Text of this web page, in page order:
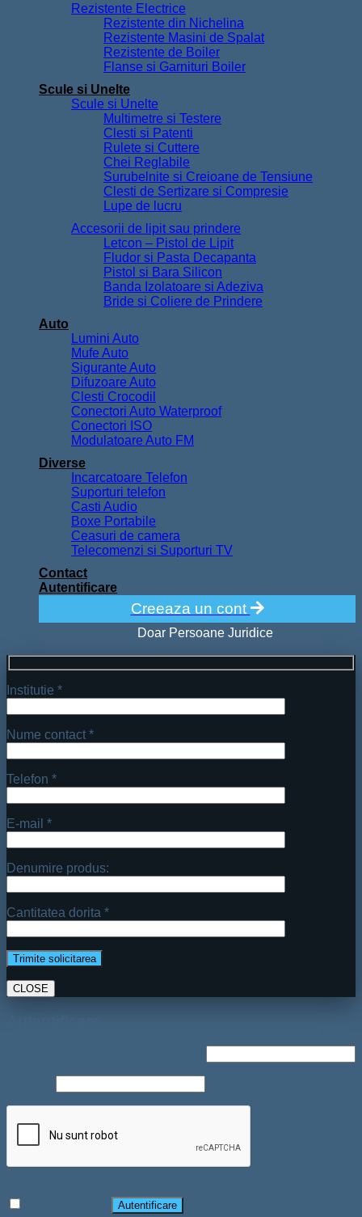
Rezistente Electrice
Rezistente din Nichelina
Rezistente Masini de Spalat
Rezistente de Boiler
Flanse si Garnituri Boiler
Scule si Unelte
Scule si Unelte
Multimetre si Testere
Clesti si Patenti
Rulete si Cuttere
Chei Reglabile
Surubelnite si Creioane de Tensiune
Clesti de Sertizare si Compresie
Lupe de lucru
Accesorii de lipit sau prindere
Letcon – Pistol de Lipit
Fludor si Pasta Decapanta
Pistol si Bara Silicon
Banda Izolatoare si Adeziva
Bride si Coliere de Prindere
Auto
Lumini Auto
Mufe Auto
Sigurante Auto
Difuzoare Auto
Clesti Crocodil
Conectori Auto Waterproof
Conectori ISO
Modulatoare Auto FM
Diverse
Incarcatoare Telefon
Suporturi telefon
Casti Audio
Boxe Portabile
Ceasuri de camera
Telecomenzi si Suporturi TV
Contact
Autentificare
Creeaza un cont
Doar Persoane Juridice
Institutie *
Nume contact *
Telefon *
E-mail *
Denumire produs:
Cantitatea dorita *
CLOSE
Autentificare